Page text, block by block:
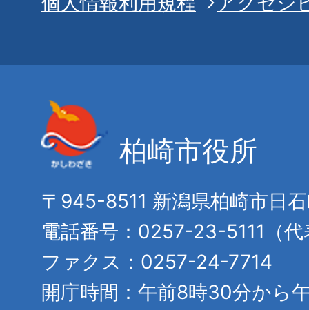
柏崎市役所
〒945-8511 新潟県柏崎市日
電話番号：0257-23-5111（代
ファクス：0257-24-7714
開庁時間：午前8時30分から